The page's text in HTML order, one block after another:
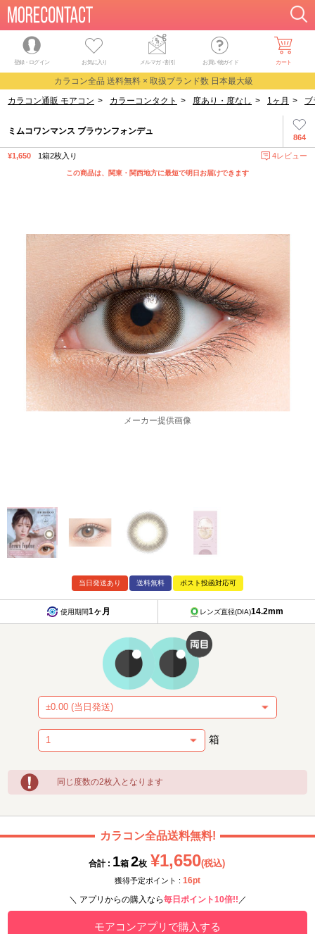
登録・ログイン お気に入り メルマガ・割引 お買い物ガイド カート
カラコン全品 送料無料 × 取扱ブランド数 日本最大級
カラコン通販 モアコン > カラーコンタクト > 度あり・度なし > 1ヶ月 > ブ
864
ミムコワンマンス ブラウンフォンデュ
¥1,650 1箱2枚入り 4レビュー
この商品は、関東・関西地方に最短で明日お届けできます
当日発送あり 送料無料 ポスト投函対応可
使用期間1ヶ月 レンズ直径(DIA)14.2mm
箱
同じ度数の2枚入となります
カラコン全品送料無料!
合計 : 1箱 2枚 ¥1,650(税込)
獲得予定ポイント : 16pt
＼ アプリからの購入なら毎日ポイント10倍!! ／
モアコンアプリで購入する